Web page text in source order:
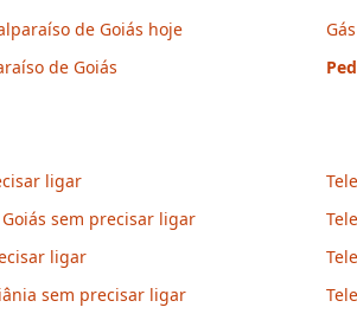
de Goiás hoje
de Goiás
ligar
sem precisar ligar
ligar
sem precisar ligar